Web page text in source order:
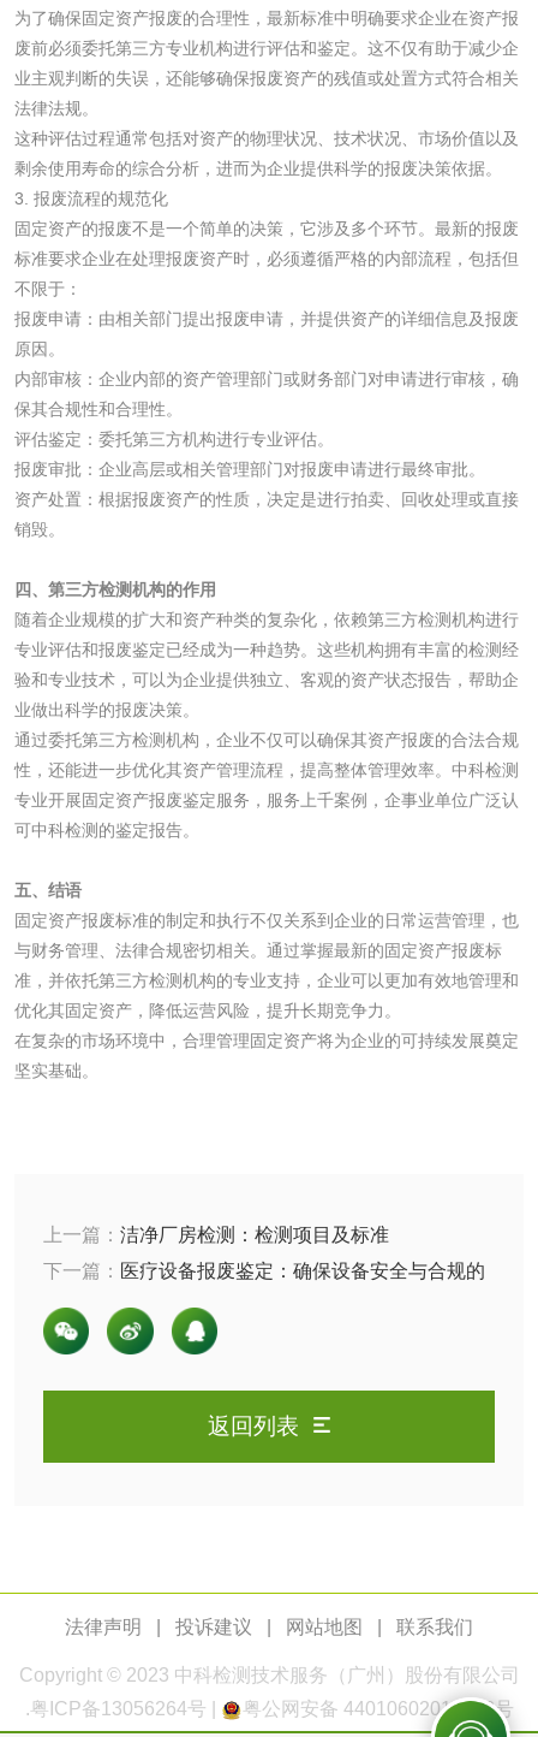
为了确保固定资产报废的合理性，最新标准中明确要求企业在资产报
废前必须委托第三方专业机构进行评估和鉴定。这不仅有助于减少企
业主观判断的失误，还能够确保报废资产的残值或处置方式符合相关
法律法规。
这种评估过程通常包括对资产的物理状况、技术状况、市场价值以及
剩余使用寿命的综合分析，进而为企业提供科学的报废决策依据。
3. 报废流程的规范化
固定资产的报废不是一个简单的决策，它涉及多个环节。最新的报废
标准要求企业在处理报废资产时，必须遵循严格的内部流程，包括但
不限于：
报废申请：由相关部门提出报废申请，并提供资产的详细信息及报废
原因。
内部审核：企业内部的资产管理部门或财务部门对申请进行审核，确
保其合规性和合理性。
评估鉴定：委托第三方机构进行专业评估。
报废审批：企业高层或相关管理部门对报废申请进行最终审批。
资产处置：根据报废资产的性质，决定是进行拍卖、回收处理或直接
销毁。
四、第三方检测机构的作用
随着企业规模的扩大和资产种类的复杂化，依赖第三方检测机构进行
专业评估和报废鉴定已经成为一种趋势。这些机构拥有丰富的检测经
验和专业技术，可以为企业提供独立、客观的资产状态报告，帮助企
业做出科学的报废决策。
通过委托第三方检测机构，企业不仅可以确保其资产报废的合法合规
性，还能进一步优化其资产管理流程，提高整体管理效率。中科检测
专业开展固定资产报废鉴定服务，服务上千案例，企事业单位广泛认
可中科检测的鉴定报告。
五、结语
固定资产报废标准的制定和执行不仅关系到企业的日常运营管理，也
与财务管理、法律合规密切相关。通过掌握最新的固定资产报废标
准，并依托第三方检测机构的专业支持，企业可以更加有效地管理和
优化其固定资产，降低运营风险，提升长期竞争力。
在复杂的市场环境中，合理管理固定资产将为企业的可持续发展奠定
坚实基础。
上一篇： 洁净厂房检测：检测项目及标准
下一篇： 医疗设备报废鉴定：确保设备安全与合规的
关键
返回列表
法律声明 投诉建议 网站地图 联系我们
Copyright © 2023 中科检测 技术服务（广州）股份有限公司
.粤ICP备13056264号 粤公网安备 44010602011168号
墨检测
陶瓷颜料检测
油墨成分分析
测
水性印刷油墨检测
油品
生物柴油检测 生物质燃料检测
防冻液检测
测
齿轮油检测
食品接触
食品接触材料检测
食品包装材料检测 餐具检测
食品包装用阻隔塑
袋检测
文体用品
学生用品检测 文具检测
人造草坪检测
卫生用品
卫生湿巾检测 普通湿巾检测
验
一次性使用卫生用
品阴道黏膜刺激试
验
轻工杂货
玩具检测 除臭剂检测